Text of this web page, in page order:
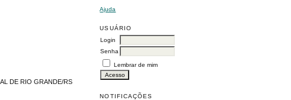
Ajuda
USUÁRIO
Login
Senha
Lembrar de mim
NOTIFICAÇÕES
DE RIO GRANDE/RS